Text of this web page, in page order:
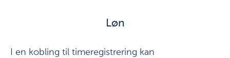
Løn
I en kobling til timeregistrering kan